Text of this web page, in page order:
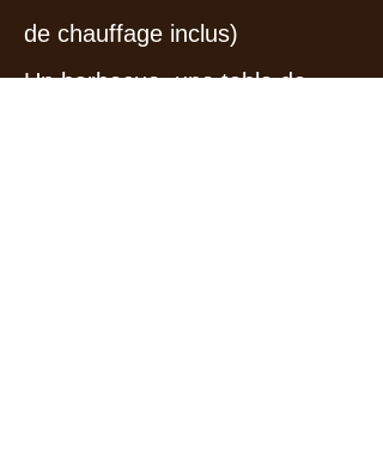
de chauffage inclus)
Un barbecue, une table de